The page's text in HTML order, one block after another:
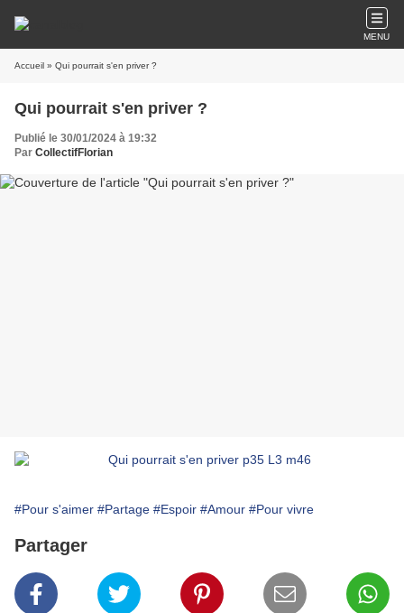
MENU
Accueil » Qui pourrait s'en priver ?
Qui pourrait s'en priver ?
Publié le 30/01/2024 à 19:32
Par CollectifFlorian
#Pour s'aimer #Partage #Espoir #Amour #Pour vivre
Partager